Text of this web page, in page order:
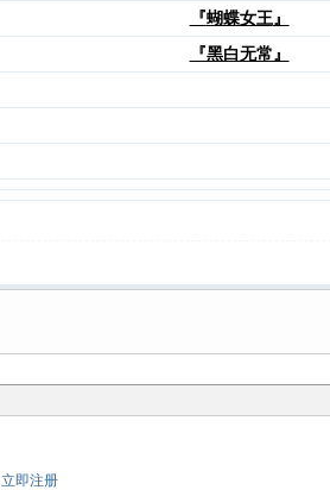
『蝴蝶女王』
『黑白无常』
立即注册